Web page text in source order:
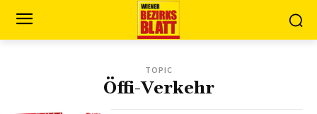
TOPIC
Öffi-Verkehr